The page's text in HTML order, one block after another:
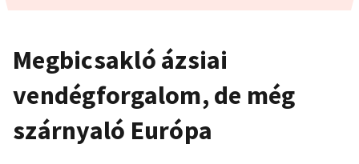
Megbicsakló ázsiai
vendégforgalom, de még
szárnyaló Európa